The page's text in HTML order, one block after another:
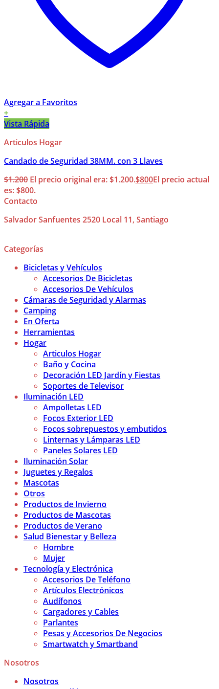
Agregar a Favoritos
+
Vista Rápida
Articulos Hogar
Candado de Seguridad 38MM. con 3 Llaves
$1.200 El precio original era: $1.200.$800El precio actual
es: $800.
Contacto
Salvador Sanfuentes 2520 Local 11, Santiago
Categorías
Bicicletas y Vehículos
Accesorios De Bicicletas
Accesorios De Vehículos
Cámaras de Seguridad y Alarmas
Camping
En Oferta
Herramientas
Hogar
Articulos Hogar
Baño y Cocina
Decoración LED Jardín y Fiestas
Soportes de Televisor
Iluminación LED
Ampolletas LED
Focos Exterior LED
Focos sobrepuestos y embutidos
Linternas y Lámparas LED
Paneles Solares LED
Iluminación Solar
Juguetes y Regalos
Mascotas
Otros
Productos de Invierno
Productos de Mascotas
Productos de Verano
Salud Bienestar y Belleza
Hombre
Mujer
Tecnología y Electrónica
Accesorios De Teléfono
Artículos Electrónicos
Audífonos
Cargadores y Cables
Parlantes
Pesas y Accesorios De Negocios
Smartwatch y Smartband
Nosotros
Nosotros